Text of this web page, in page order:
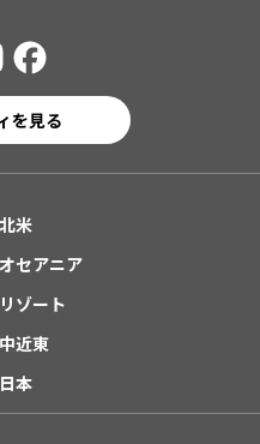
を見る
北米
オセアニア
リゾート
中近東
日本